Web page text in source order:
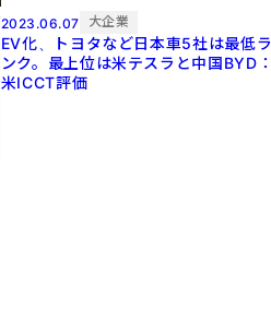
2023.06.07 大企業
EV化、トヨタなど日本車5社は最低
ンク。最上位は米テスラと中国BYD
米ICCT評価